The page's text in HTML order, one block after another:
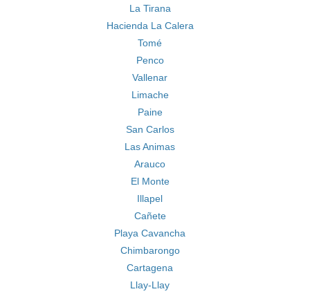
La Tirana
Hacienda La Calera
Tomé
Penco
Vallenar
Limache
Paine
San Carlos
Las Animas
Arauco
El Monte
Illapel
Cañete
Playa Cavancha
Chimbarongo
Cartagena
Llay-Llay